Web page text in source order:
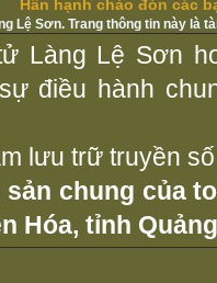
Hân hạnh chào đón các
Lệ Sơn. Trang thông tin này là
Làng Lệ Sơn
điều hành
lưu trữ truyền
chung của
Hóa, tỉnh